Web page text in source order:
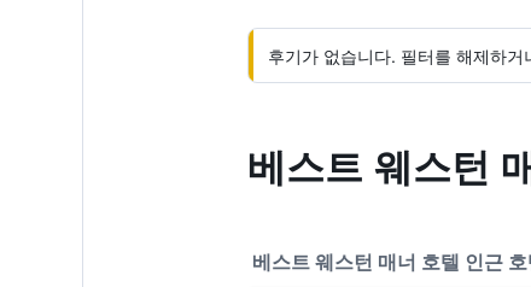
후기가 없습니다. 필터를 해제하
베스트 웨스턴
베스트 웨스턴 매너 호텔 인근 호